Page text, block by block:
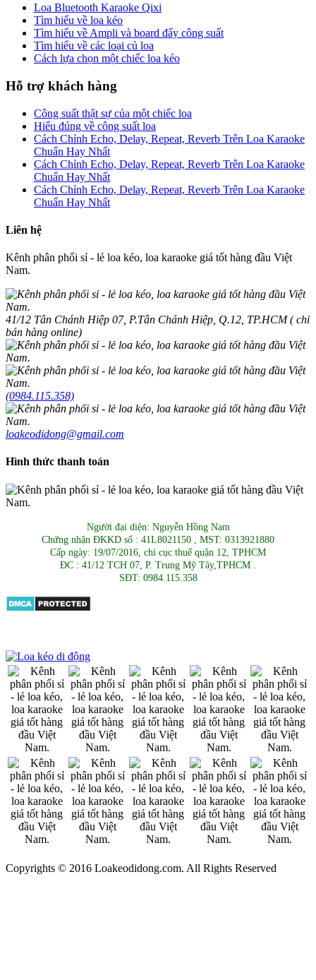
Loa Bluetooth Karaoke Qixi
Tìm hiểu về loa kéo
Tìm hiểu về Ampli và board đẩy công suất
Tìm hiểu về các loại củ loa
Cách lựa chọn một chiếc loa kéo
Hỗ trợ khách hàng
Công suất thật sự của một chiếc loa
Hiểu đúng về công suất loa
Cách Chỉnh Echo, Delay, Repeat, Reverb Trên Loa Karaoke
Chuẩn Hay Nhất
Cách Chỉnh Echo, Delay, Repeat, Reverb Trên Loa Karaoke
Chuẩn Hay Nhất
Cách Chỉnh Echo, Delay, Repeat, Reverb Trên Loa Karaoke
Chuẩn Hay Nhất
Liên hệ
Kênh phân phối sỉ - lẻ loa kéo, loa karaoke giá tốt hàng đầu Việt
Nam.
41/12 Tân Chánh Hiệp 07, P.Tân Chánh Hiệp, Q.12, TP.HCM ( chỉ
bán hàng online)
(0984.115.358)
loakeodidong@gmail.com
Hình thức thanh toán
Người đại diện: Nguyễn Hồng Nam
Chứng nhận ĐKKD số : 41L8021150 , MST: 0313921880
Cấp ngày: 19/07/2016, chi cục thuế quận 12, TPHCM
ĐC : 41/12 TCH 07, P. Trung Mỹ Tây,TPHCM .
SĐT: 0984.115.358
Copyrights © 2016 Loakeodidong.com. All Rights Reserved